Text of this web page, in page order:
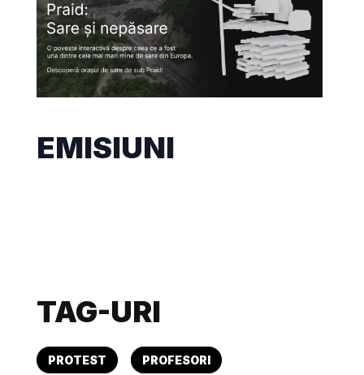
EMISIUNI
TAG-URI
PROTEST PROFESORI